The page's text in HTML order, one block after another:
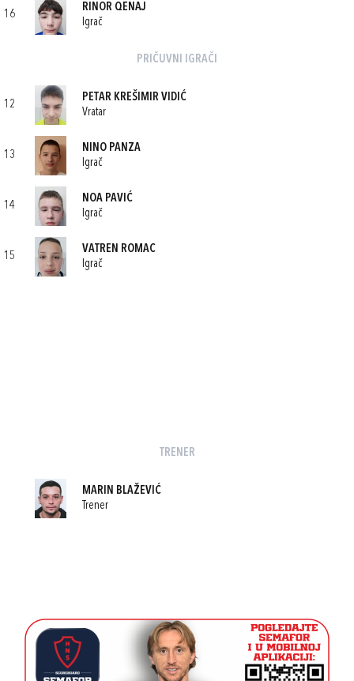
16
RINOR QENAJ
Igrač
PRIČUVNI IGRAČI
12
PETAR KREŠIMIR VIDIĆ
Vratar
13
NINO PANZA
Igrač
14
NOA PAVIĆ
Igrač
15
VATREN ROMAC
Igrač
TRENER
MARIN BLAŽEVIĆ
Trener